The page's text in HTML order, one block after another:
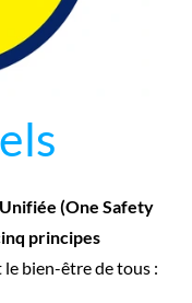
(One Safety
principes
bien-être de tous :